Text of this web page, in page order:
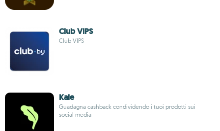
Club VIPS
Club VIPS
Kale
Guadagna cashback condividendo i tuoi prodotti sui
social media